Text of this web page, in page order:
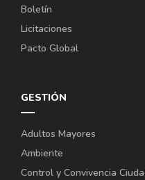
Boletín
Licitaciones
Pacto Global
GESTIÓN
Adultos Mayores
Ambiente
Control y Convivencia